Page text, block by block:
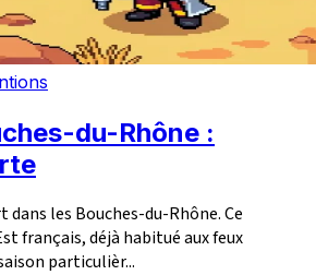
du-Rhône :
dans les Bouches-du-Rhône. Ce
français, déjà habitué aux feux
particulièr...